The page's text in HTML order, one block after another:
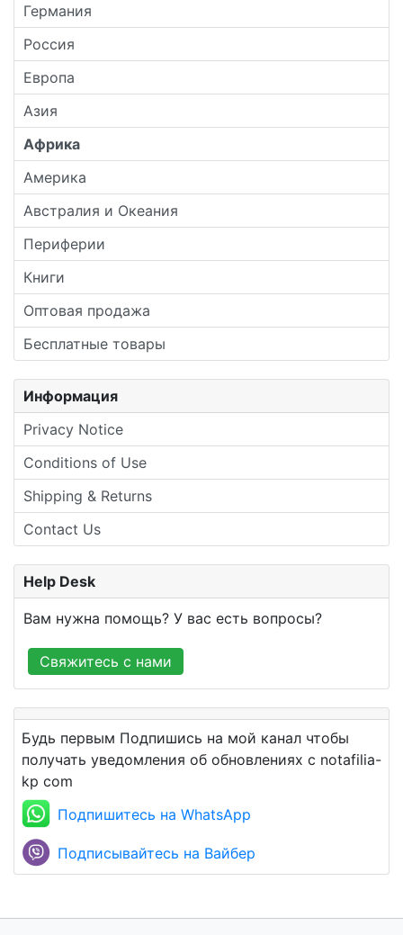
Германия
Россия
Европа
Азия
Африка
Америка
Австралия и Океания
Периферии
Книги
Оптовая продажа
Бесплатные товары
Информация
Privacy Notice
Conditions of Use
Shipping & Returns
Contact Us
Help Desk
Вам нужна помощь? У вас есть вопросы?
Свяжитесь с нами
Будь первым Подпишись на мой канал чтобы
получать уведомления об обновлениях с notafilia-
kp com
Подпишитесь на WhatsApp
Подписывайтесь на Вайбер